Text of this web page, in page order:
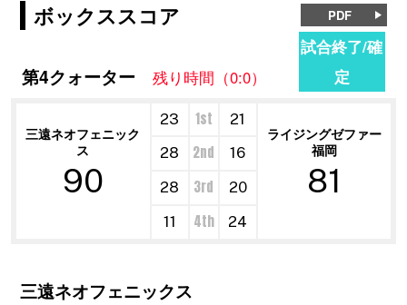
ボックススコア PDF
第4クォーター 残り時間（0:0）
試合終了/確
定
三遠ネオフェニック
ス
90
23 1st 21
ライジングゼファー
福岡
81
28 2nd
16
28
3rd
20
11
4th 24
三遠ネオフェニックス